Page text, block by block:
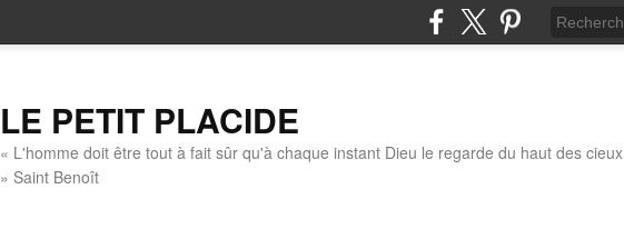
LE PETIT PLACIDE
« L'homme doit être tout à fait sûr qu'à chaque instant Dieu le regarde du haut des cieux
» Saint Benoît